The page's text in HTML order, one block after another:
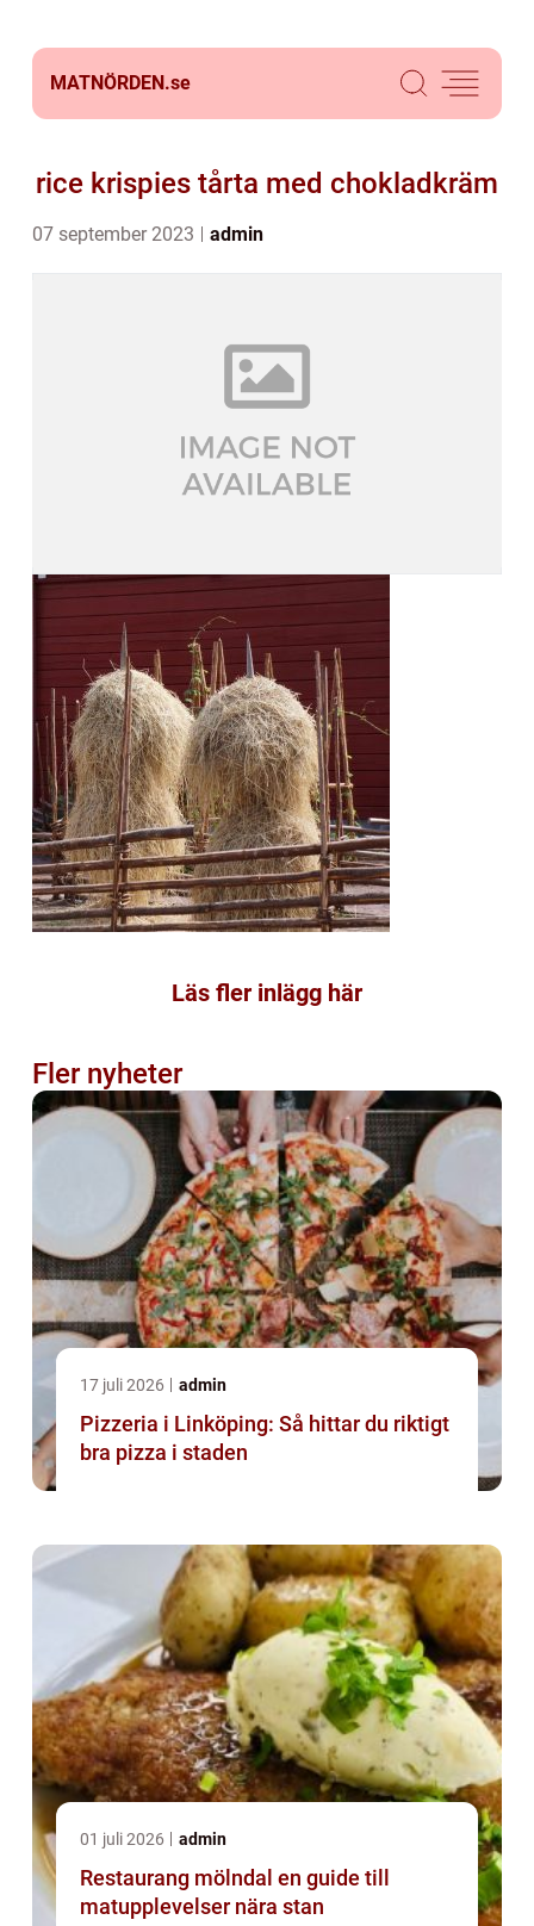
MATNÖRDEN.se
rice krispies tårta med chokladkräm
07 september 2023 admin
Läs fler inlägg här
Fler nyheter
17 juli 2026 admin
Pizzeria i Linköping: Så hittar du riktigt
bra pizza i staden
01 juli 2026 admin
Restaurang mölndal en guide till
matupplevelser nära stan